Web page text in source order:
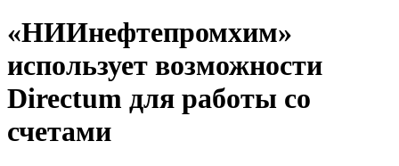
«НИИнефтепромхим»
использует возможности
Directum для работы со
счетами